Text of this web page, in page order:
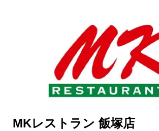
MKレストラン 飯塚店